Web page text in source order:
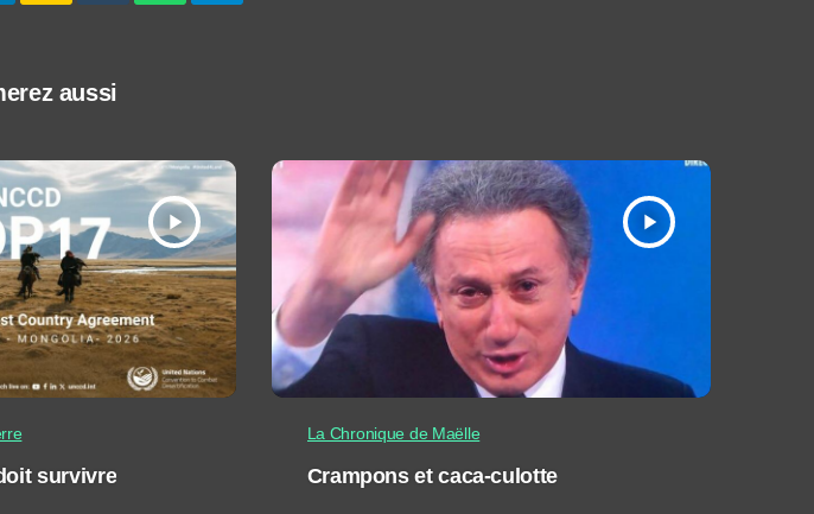
aussi
play_arrow
survivre
play_arrow
La Chronique de Maëlle
Crampons et caca-culotte